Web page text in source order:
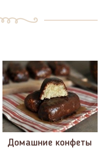
Домашние конфеты